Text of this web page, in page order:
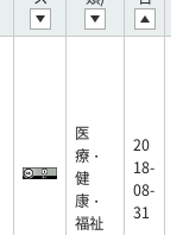
医
療・
健
康・
福祉
20
18-
08-
31